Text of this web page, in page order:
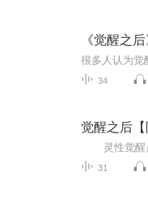
《觉醒之
34
觉醒之后【
31